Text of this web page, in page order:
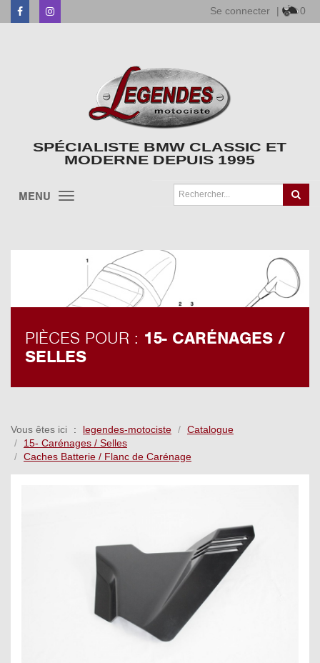
FacebookInstagram Se connecter | 0
SPÉCIALISTE BMW CLASSIC ET
MODERNE DEPUIS 1995
MENU
PIÈCES POUR : 15- CARÉNAGES /
SELLES
Vous êtes ici legendes-motociste
Catalogue
15- Carénages / Selles
Caches Batterie / Flanc de Carénage